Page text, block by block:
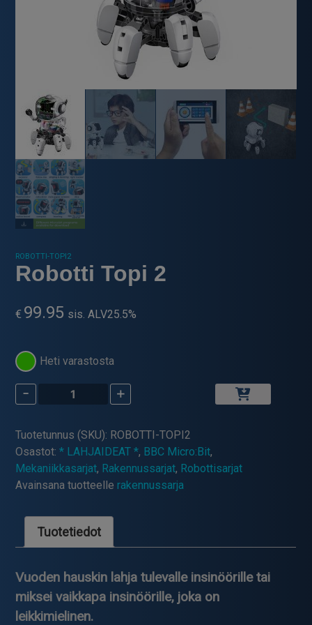
ROBOTTI-TOPI2
Robotti Topi 2
€ 99.95 sis. ALV25.5%
Heti varastosta
-
Robotti
Topi
määrä
+
Tuotetunnus (SKU): ROBOTTI-TOPI2
Osastot:* LAHJAIDEAT *, BBC Micro:Bit,
Mekaniikkasarjat, Rakennussarjat, Robottisarjat
Avainsana tuotteellerakennussarja
Tuotetiedot
Vuoden hauskin lahja tulevalle insinöörille tai
miksei vaikkapa insinöörille, joka on
leikkimielinen.